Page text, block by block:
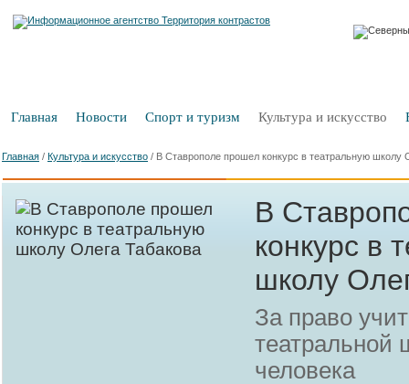
Главная Новости Спорт и туризм Культура и искусство
Главная / Культура и искусство / В Ставрополе прошел конкурс в театральную школу
В
конкурс в
школу
За право
театральной
человека